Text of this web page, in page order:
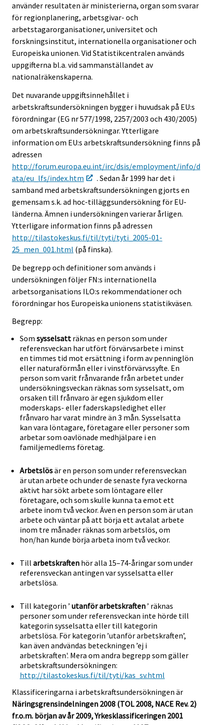
använder resultaten är ministerierna, organ som svarar
för regionplanering, arbetsgivar- och
arbetstagarorganisationer, universitet och
forskningsinstitut, internationella organisationer och
Europeiska unionen. Vid Statistikcentralen används
uppgifterna bl.a. vid sammanställandet av
nationalräkenskaperna.
Det nuvarande uppgiftsinnehållet i
arbetskraftsundersökningen bygger i huvudsak på EU:s
förordningar (EG nr 577/1998, 2257/2003 och 430/2005)
om arbetskraftsundersökningar. Ytterligare
information om EU:s arbetskraftsundersökning finns på
adressen
http://forum.europa.eu.int/irc/dsis/employment/info/d
ata/eu_lfs/index.htm
. Sedan år 1999 har det i
samband med arbetskraftsundersökningen gjorts en
gemensam s.k. ad hoc-tilläggsundersökning för EU-
länderna. Ämnen i undersökningen varierar årligen.
Ytterligare information finns på adressen
http://tilastokeskus.fi/til/tyti/tyti_2005-01-
25_men_001.html (på finska).
De begrepp och definitioner som används i
undersökningen följer FN:s internationella
arbetsorganisations ILO:s rekommendationer och
förordningar hos Europeiska unionens statistikväsen.
Begrepp:
Som sysselsatt räknas en person som under
referensveckan har utfört förvärvsarbete i minst
en timmes tid mot ersättning i form av penninglön
eller naturaförmån eller i vinstförvärvssyfte. En
person som varit frånvarande från arbetet under
undersökningsveckan räknas som sysselsatt, om
orsaken till frånvaro är egen sjukdom eller
moderskaps- eller faderskapsledighet eller
frånvaro har varat mindre än 3 mån. Sysselsatta
kan vara löntagare, företagare eller personer som
arbetar som oavlönade medhjälpare i en
familjemedlems företag.
Arbetslösär en person som under referensveckan
är utan arbete och under de senaste fyra veckorna
aktivt har sökt arbete som löntagare eller
företagare, och som skulle kunna ta emot ett
arbete inom två veckor. Även en person som är utan
arbete och väntar på att börja ett avtalat arbete
inom tre månader räknas som arbetslös, om
hon/han kunde börja arbeta inom två veckor.
Till arbetskraften hör alla 15–74-åringar som under
referensveckan antingen var sysselsatta eller
arbetslösa.
Till kategorin ’ utanför arbetskraften’ räknas
personer som under referensveckan inte hörde till
kategorin sysselsatta eller till kategorin
arbetslösa. För kategorin ’utanför arbetskraften’,
kan även andvändas beteckningen ’ej i
arbetskraften'. Mera om andra begrepp som gäller
arbetskraftsundersökningen:
http://tilastokeskus.fi/til/tyti/kas_sv.html
Klassificeringarna i arbetskraftsundersökningen är
Näringsgrensindelningen 2008 (TOL 2008, NACE Rev. 2)
fr.o.m. början av år 2009, Yrkesklassificeringen 2001